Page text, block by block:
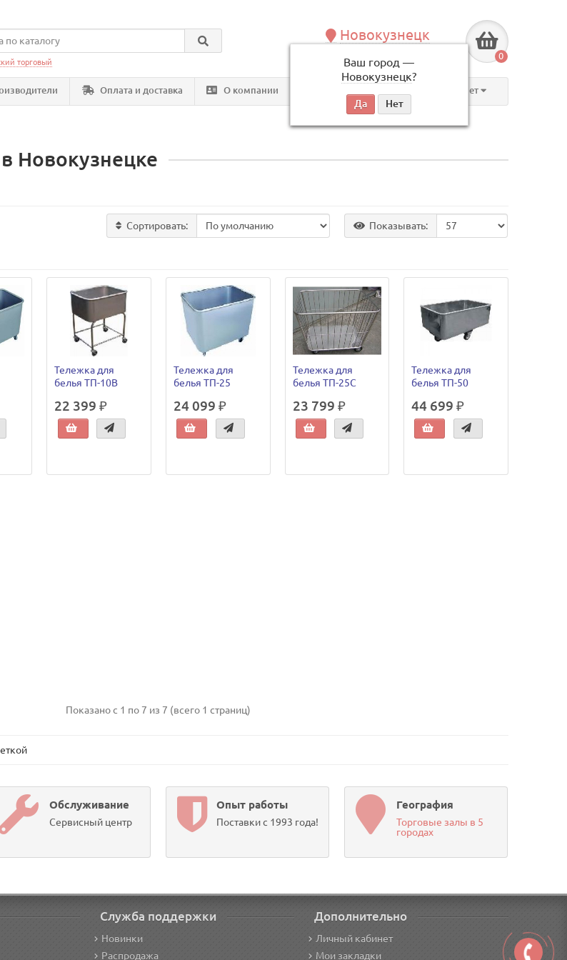
Новокузнецк
Ваш город —
Новокузнецк?
по будням, с 09:00 до 18:00
0
торговый
Оплата и доставка О компании Личный кабинет
Новокузнецке
Сортировать: Показывать:
Тележка для
белья ТП-10В
22 399 ₽
Тележка для
белья ТП-25
24 099 ₽
Тележка для
белья ТП-25С
23 799 ₽
Тележка для
белья ТП-50
44 699 ₽
Показано с 1 по 7 из 7 (всего 1 страниц)
Обслуживание
Сервисный центр
Опыт работы
Поставки с 1993 года!
География
Торговые залы в 5
городах
Служба поддержки
Новинки
Распродажа
Дополнительно
Личный кабинет
Мои закладки